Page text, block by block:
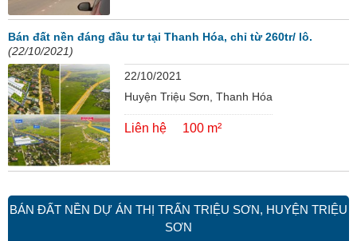
Bán đất nền đáng đầu tư tại Thanh Hóa, chỉ từ 260tr/ lô.
(22/10/2021)
22/10/2021
Huyện Triệu Sơn, Thanh Hóa
Liên hệ 100 m²
BÁN ĐẤT NỀN DỰ ÁN THỊ TRẤN TRIỆU SƠN, HUYỆN TRIỆU
SƠN